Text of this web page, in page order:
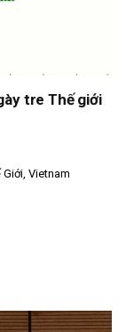
tre Thế giới
Vietnam